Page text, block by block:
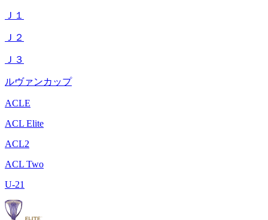
Ｊ１
Ｊ２
Ｊ３
ルヴァンカップ
ACLE
ACL Elite
ACL2
ACL Two
U-21